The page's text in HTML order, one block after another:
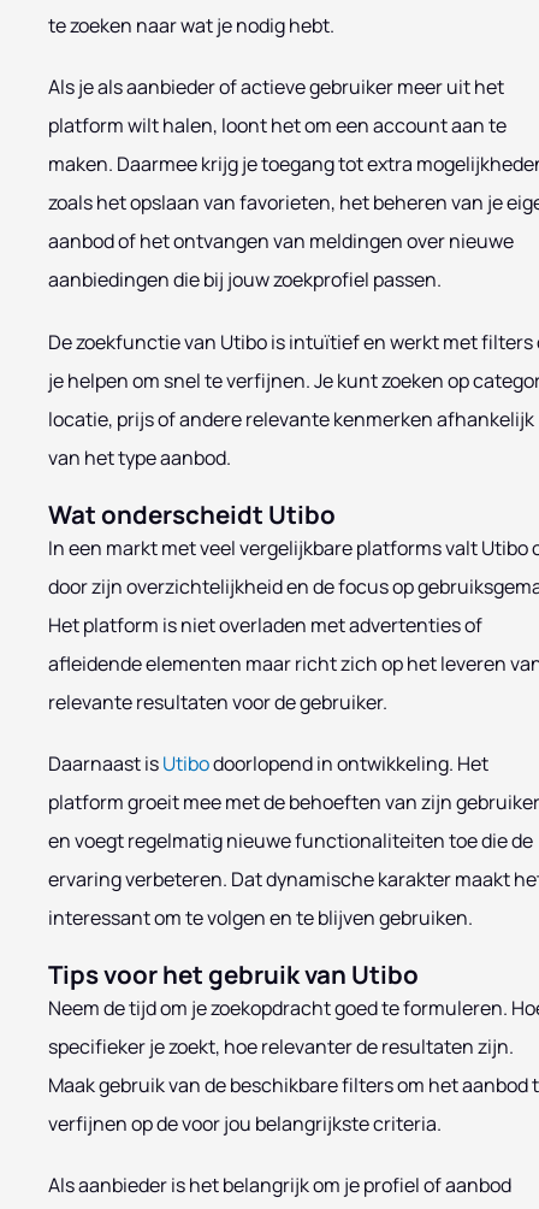
te zoeken naar wat je nodig hebt.
Als je als aanbieder of actieve gebruiker meer uit het
platform wilt halen, loont het om een account aan te
maken. Daarmee krijg je toegang tot extra
zoals het opslaan van favorieten, het beheren van je
aanbod of het ontvangen van meldingen over nieuwe
aanbiedingen die bij jouw zoekprofiel passen.
De zoekfunctie van Utibo is intuïtief en werkt met filters
je helpen om snel te verfijnen. Je kunt zoeken op
locatie, prijs of andere relevante kenmerken afhankelijk
van het type aanbod.
Wat onderscheidt Utibo
In een markt met veel vergelijkbare platforms valt Utibo
door zijn overzichtelijkheid en de focus op
Het platform is niet overladen met advertenties of
afleidende elementen maar richt zich op het leveren
relevante resultaten voor de gebruiker.
Daarnaast isUtibodoorlopend in ontwikkeling. Het
platform groeit mee met de behoeften van zijn
en voegt regelmatig nieuwe functionaliteiten toe die de
ervaring verbeteren. Dat dynamische karakter maakt
interessant om te volgen en te blijven gebruiken.
Tips voor het gebruik van Utibo
Neem de tijd om je zoekopdracht goed te formuleren.
specifieker je zoekt, hoe relevanter de resultaten zijn.
Maak gebruik van de beschikbare filters om het aanbod
verfijnen op de voor jou belangrijkste criteria.
Als aanbieder is het belangrijk om je profiel of aanbod